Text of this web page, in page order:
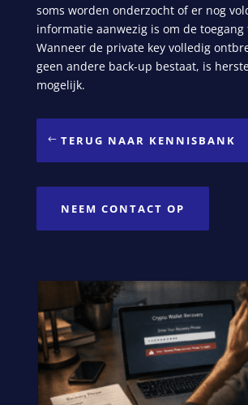
soms worden onderzocht of er nog
informatie aanwezig is om de
Wanneer de private key volledig
geen andere back-up bestaat, is
mogelijk.
TERUG NAAR KENNISBANK
NEEM CONTACT OP